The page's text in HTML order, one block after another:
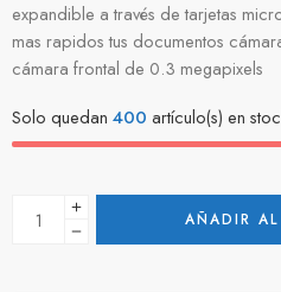
expandible a través de tarjetas
mas rapidos tus documentos
cámara frontal de 0.3 megapixels
Solo quedan 400 artículo(s) en
AÑADIR